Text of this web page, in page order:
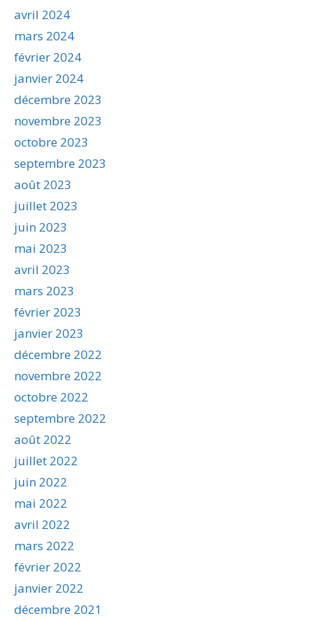
avril 2024
mars 2024
février 2024
janvier 2024
décembre 2023
novembre 2023
octobre 2023
septembre 2023
août 2023
juillet 2023
juin 2023
mai 2023
avril 2023
mars 2023
février 2023
janvier 2023
décembre 2022
novembre 2022
octobre 2022
septembre 2022
août 2022
juillet 2022
juin 2022
mai 2022
avril 2022
mars 2022
février 2022
janvier 2022
décembre 2021